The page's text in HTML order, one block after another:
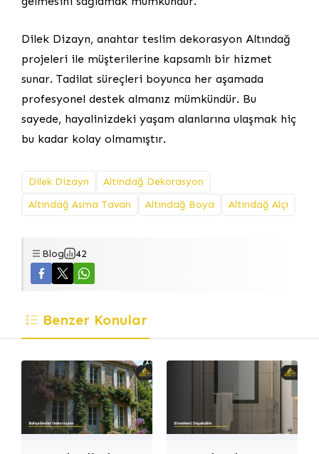
Dilek Dizayn, anahtar teslim dekorasyon Altındağ
projeleri ile müşterilerine kapsamlı bir hizmet
sunar. Tadilat süreçleri boyunca her aşamada
profesyonel destek almanız mümkündür. Bu
sayede, hayalinizdeki yaşam alanlarına ulaşmak hiç
bu kadar kolay olmamıştır.
Dilek Dizayn
Altındağ Dekorasyon
Altındağ Asma Tavan
Altındağ Boya Altındağ Alçı
Blog 42
Benzer Konular
Dilek Dizayn